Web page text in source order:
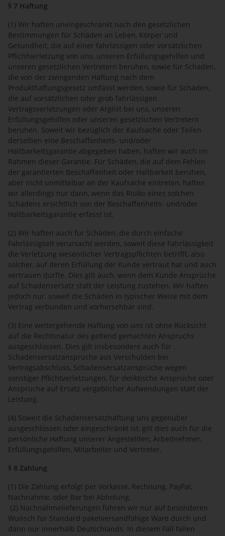
§ 7 Haftung
(1) Wir haften uneingeschränkt nach den gesetzlichen
Bestimmungen für Schäden an Leben, Körper und
Gesundheit, die auf einer fahrlässigen oder vorsätzlichen
Pflichtverletzung von uns, unseren Erfüllungsgehilfen und
unseren gesetzlichen Vertretern beruhen, sowie für Schäden,
die von der zwingenden Haftung nach dem
Produkthaftungsgesetz umfasst werden, sowie für Schäden,
die auf vorsätzlichen oder grob fahrlässigen
Vertragsverletzungen oder Arglist bei uns, unseren
Erfüllungsgehilfen oder unseren gesetzlichen Vertretern
beruhen. Soweit wir bezüglich der Kaufsache oder Teilen
derselben eine Beschaffenheits- und/oder
Haltbarkeitsgarantie abgegeben haben, haften wir auch im
Rahmen dieser Garantie. Für Schäden, die auf dem Fehlen
der garantierten Beschaffenheit oder Haltbarkeit beruhen,
aber nicht unmittelbar an der Kaufsache eintreten, haften
wir allerdings nur dann, wenn das Risiko eines solchen
Schadens ersichtlich von der Beschaffenheits- und/oder
Haltbarkeitsgarantie erfasst ist.
(2) Wir haften auch für Schäden, die durch einfache
Fahrlässigkeit verursacht werden, soweit diese Fahrlässigkeit
die Verletzung wesentlicher Vertragspflichten betrifft, also
solcher, auf deren Erfüllung der Kunde vertraut hat und auch
vertrauen durfte. Dies gilt auch, wenn dem Kunde Ansprüche
auf Schadensersatz statt der Leistung zustehen. Wir haften
jedoch nur, soweit die Schäden in typischer Weise mit dem
Vertrag verbunden und vorhersehbar sind.
(3) Eine weitergehende Haftung von uns ist ohne Rücksicht
auf die Rechtsnatur des geltend gemachten Anspruchs
ausgeschlossen. Dies gilt insbesondere auch für
Schadensersatzansprüche aus Verschulden bei
Vertragsabschluss, Schadensersatzansprüche wegen
sonstiger Pflichtverletzungen, für deliktische Ansprüche oder
Ansprüche auf Ersatz vergeblicher Aufwendungen statt der
Leistung.
(4) Soweit die Schadensersatzhaftung uns gegenüber
ausgeschlossen oder eingeschränkt ist, gilt dies auch für die
persönliche Haftung unserer Angestellten, Arbeitnehmer,
Erfüllungsgehilfen, Mitarbeiter und Vertreter.
§ 8 Zahlung
(1) Die Zahlung erfolgt per Vorkasse, Rechnung, PayPal,
Nachnahme, oder Bar bei Abholung.
(2) Nachnahmelieferungen führen wir nur auf besonderen
Wunsch für Standard paketversandfähige Ware durch und
dann nur innerhalb Deutschlands. In diesem Fall fallen